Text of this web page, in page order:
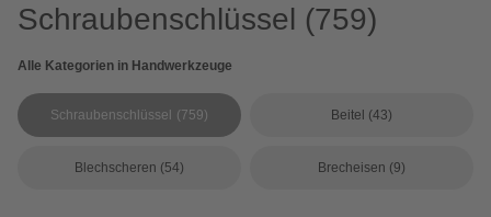
Schraubenschlüssel (759)
Alle Kategorien in Handwerkzeuge
Schraubenschlüssel (759) Beitel (43)
Blechscheren (54) Brecheisen (9)